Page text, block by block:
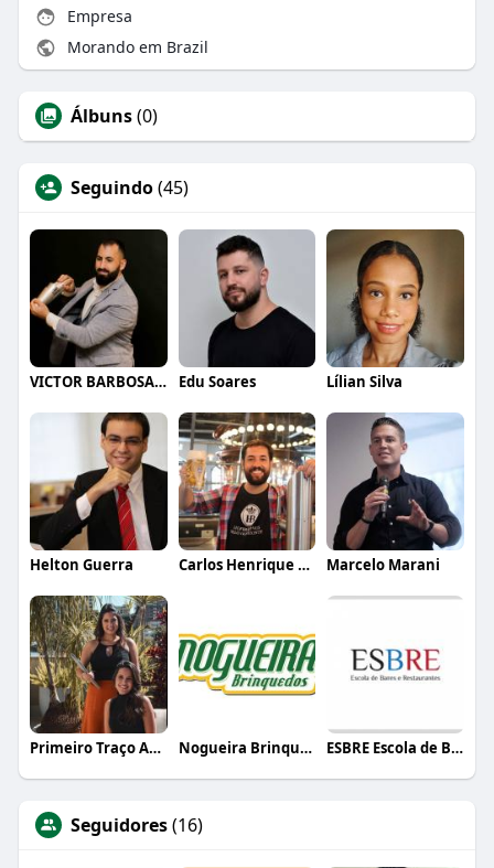
Empresa
Morando em Brazil
Álbuns(0)
Seguindo(45)
VICTOR BARBOSA QUARANTA Edu Soares Lílian Silva
Helton Guerra Carlos Henrique de Faria Vasconcelos Marcelo Marani
Primeiro Traço Arquitetura Nogueira Brinquedos ESBRE Escola de Bares e Restaurantes
Seguidores(16)